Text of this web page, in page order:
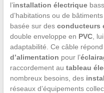
l’installation électrique
d’habitations ou de
basée sur des conducteurs
double enveloppe en PVC,
adaptabilité. Ce câble
d’alimentation pour l’
raccordement au tableau
nombreux besoins, des
réseaux d’équipements